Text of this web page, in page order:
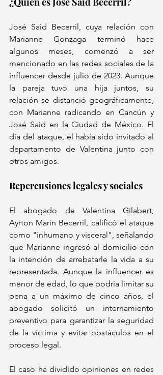
José Said Becerril, cuya relación con
Marianne Gonzaga terminó hace
algunos meses, comenzó a ser
mencionado en las redes sociales de la
influencer desde julio de 2023. Aunque
la pareja tuvo una hija juntos, su
relación se distanció geográficamente,
con Marianne radicando en Cancún y
José Said en la Ciudad de México. El
día del ataque, él había sido invitado al
departamento de Valentina junto con
otros amigos.
Repercusiones legales y sociales
El abogado de Valentina Gilabert,
Ayrton Marín Becerril, calificó el ataque
como "inhumano y visceral", señalando
que Marianne ingresó al domicilio con
la intención de arrebatarle la vida a su
representada. Aunque la influencer es
menor de edad, lo que podría limitar su
pena a un máximo de cinco años, el
abogado solicitó un internamiento
preventivo para garantizar la seguridad
de la víctima y evitar obstáculos en el
proceso legal.
El caso ha dividido opiniones en redes